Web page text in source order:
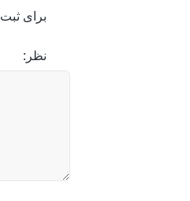
برای
نظر: